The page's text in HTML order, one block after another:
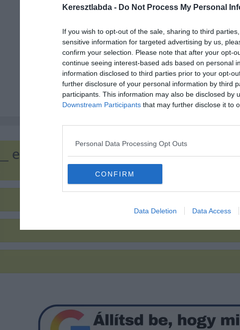
Keresztlabda - Do Not Process My Personal
If you wish to opt-out of the sale, sharing to third
sensitive information for targeted advertising by us,
confirm your selection. Please note that after your opt-
continue seeing interest-based ads based on personal
information disclosed to third parties prior to your opt-
further disclosure of your personal information by third
participants. This information may also be disclosed by
Downstream Participants that may further disclose it to
Personal Data Processing Opt Outs
CONFIRM
Data Deletion Data Access
egy képzeletbeli vonal a föld